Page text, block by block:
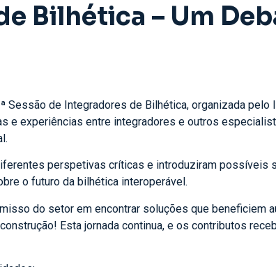
Bilhética – Um
de Integradores de Bilhética, organizada pelo
e experiências entre integradores e outros
perspetivas críticas e introduziram possíveis
o futuro da bilhética interoperável.
do setor em encontrar soluções que beneficiem
Esta jornada continua, e os contributos